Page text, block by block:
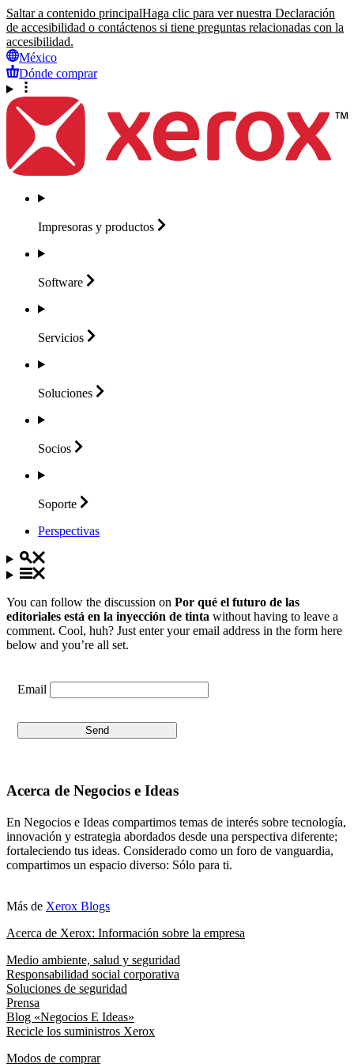
Saltar a contenido principalHaga clic para ver nuestra Declaración
de accesibilidad o contáctenos si tiene preguntas relacionadas con la
accesibilidad.
México
Dónde comprar
Impresoras y productos
Software
Servicios
Soluciones
Socios
Soporte
Perspectivas
You can follow the discussion on Por qué el futuro de las
editoriales está en la inyección de tinta without having to leave a
comment. Cool, huh? Just enter your email address in the form here
below and you’re all set.
Email
Acerca de Negocios e Ideas
En Negocios e Ideas compartimos temas de interés sobre tecnología,
innovación y estrategia abordados desde una perspectiva diferente;
fortaleciendo tus ideas. Considerado como un foro de vanguardia,
compartimos un espacio diverso: Sólo para ti.
Más de Xerox Blogs
Acerca de Xerox: Información sobre la empresa
Medio ambiente, salud y seguridad
Responsabilidad social corporativa
Soluciones de seguridad
Prensa
Blog «Negocios E Ideas»
Recicle los suministros Xerox
Modos de comprar